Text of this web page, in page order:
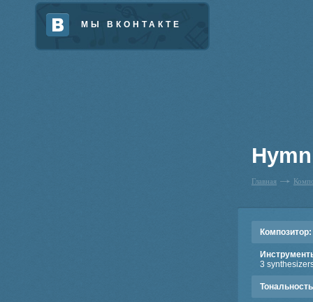
МЫ ВКОНТАКТЕ
Главная
Композитор:
3